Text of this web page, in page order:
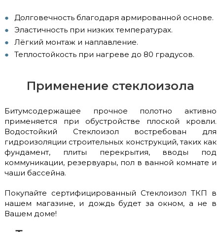
Долговечность благодаря армированной основе.
Эластичность при низких температурах.
Лёгкий монтаж и наплавление.
Теплостойкость при нагреве до 80 градусов.
Применение стеклоизола
Битумсодержащее прочное полотно активно
применяется при обустройстве плоской кровли.
Водостойкий Стеклоизол востребован для
гидроизоляции строительных конструкций, таких как
фундамент, плиты перекрытия, вводы под
коммуникации, резервуары, пол в ванной комнате и
чаши бассейна.
Покупайте сертифицированный Стеклоизол ТКП в
нашем магазине, и дождь будет за окном, а не в
Вашем доме!